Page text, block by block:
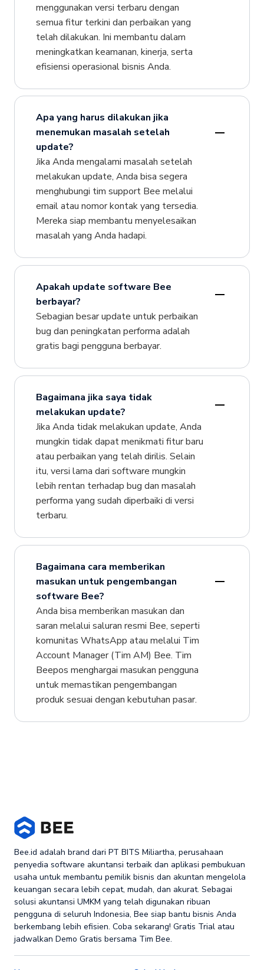
menggunakan versi terbaru dengan
semua fitur terkini dan perbaikan yang
telah dilakukan. Ini membantu dalam
meningkatkan keamanan, kinerja, serta
efisiensi operasional bisnis Anda.
Apa yang harus dilakukan jika
menemukan masalah setelah
update?
Jika Anda mengalami masalah setelah
melakukan update, Anda bisa segera
menghubungi tim support Bee melalui
email atau nomor kontak yang tersedia.
Mereka siap membantu menyelesaikan
masalah yang Anda hadapi.
Apakah update software Bee
berbayar?
Sebagian besar update untuk perbaikan
bug dan peningkatan performa adalah
gratis bagi pengguna berbayar.
Bagaimana jika saya tidak
melakukan update?
Jika Anda tidak melakukan update, Anda
mungkin tidak dapat menikmati fitur baru
atau perbaikan yang telah dirilis. Selain
itu, versi lama dari software mungkin
lebih rentan terhadap bug dan masalah
performa yang sudah diperbaiki di versi
terbaru.
Bagaimana cara memberikan
masukan untuk pengembangan
software Bee?
Anda bisa memberikan masukan dan
saran melalui saluran resmi Bee, seperti
komunitas WhatsApp atau melalui Tim
Account Manager (Tim AM) Bee. Tim
Beepos menghargai masukan pengguna
untuk memastikan pengembangan
produk sesuai dengan kebutuhan pasar.
Bee.id adalah brand dari PT BITS Miliartha, perusahaan
penyedia software akuntansi terbaik dan aplikasi pembukuan
usaha untuk membantu pemilik bisnis dan akuntan mengelola
keuangan secara lebih cepat, mudah, dan akurat. Sebagai
solusi akuntansi UMKM yang telah digunakan ribuan
pengguna di seluruh Indonesia, Bee siap bantu bisnis Anda
berkembang lebih efisien. Coba sekarang! Gratis Trial atau
jadwalkan Demo Gratis bersama Tim Bee.